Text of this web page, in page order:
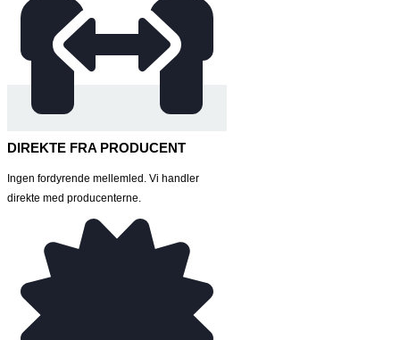
DIREKTE FRA PRODUCENT
Ingen fordyrende mellemled. Vi handler
direkte med producenterne.